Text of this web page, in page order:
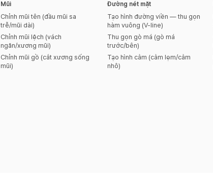
Mũi
Chỉnh mũi tên (đầu mũi sa
trễ/mũi dài)
Chỉnh mũi lệch (vách
ngăn/xương mũi)
Chỉnh mũi gồ (cắt xương sống
mũi)
Đường nét mặt
Tạo hình đường viền — thu gọn
hàm vuông (V-line)
Thu gọn gò má (gò má
trước/bên)
Tạo hình cằm (cằm lẹm/cằm
nhô)